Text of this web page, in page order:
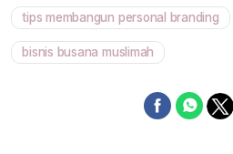
tips membangun personal branding
bisnis busana muslimah